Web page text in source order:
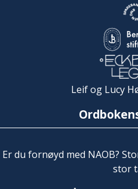
Leif og Lucy
Er du fornøyd med NAOB?
stor